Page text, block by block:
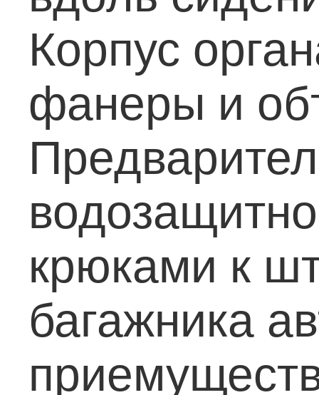
Корпус
фанеры и
крюками к
багажника